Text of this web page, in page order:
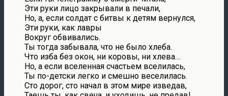
Эти руки лицо закрывали в печали,
Но, а, если солдат с битвы к детям вернулся,
Эти руки, как лавры
Вокруг обвивались.
Ты тогда забывала, что не было хлеба.
Что изба без окон, ни коровы, ни хлева…
Но, а если вселенная счастьем вселилась,
Ты по-детски легко и смешно веселилась.
Сто дорог, сто начал в этом мире изведав,